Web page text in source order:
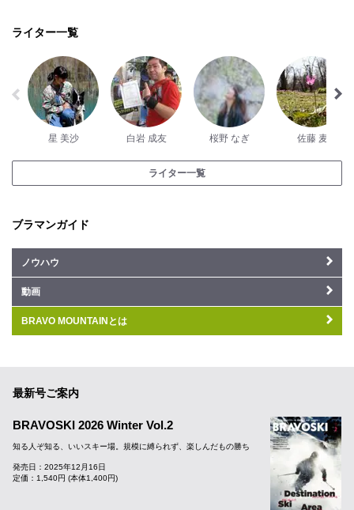
ライター一覧
星 美沙 白岩 成友 桜野 なぎ 佐藤 麦
ライター一覧
ブラマンガイド
ノウハウ
動画
BRAVO MOUNTAINとは
最新号ご案内
BRAVOSKI 2026 Winter Vol.2
知る人ぞ知る、いいスキー場。規模に縛られず、楽しんだもの勝ち
発売日：2025年12月16日
定価：1,540円 (本体1,400円)